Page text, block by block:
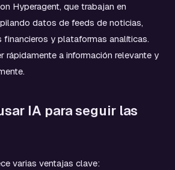
Hyperagent, que trabajan en
datos de feeds de noticias,
financieros y plataformas analíticas.
rápidamente a información relevante y
IA para seguir las
varias ventajas clave: